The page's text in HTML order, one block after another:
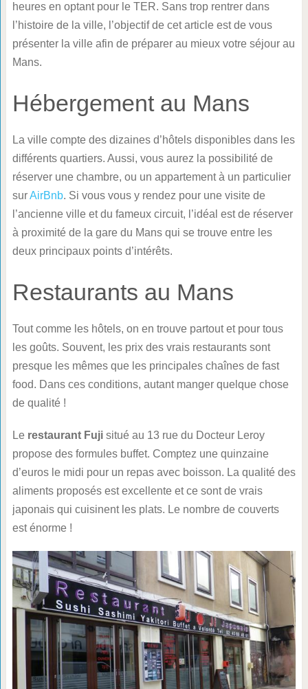
heures en optant pour le TER. Sans trop rentrer dans
l’histoire de la ville, l’objectif de cet article est de vous
présenter la ville afin de préparer au mieux votre séjour au
Mans.
Hébergement au Mans
La ville compte des dizaines d’hôtels disponibles dans les
différents quartiers. Aussi, vous aurez la possibilité de
réserver une chambre, ou un appartement à un particulier
surAirBnb. Si vous vous y rendez pour une visite de
l’ancienne ville et du fameux circuit, l’idéal est de réserver
à proximité de la gare du Mans qui se trouve entre les
deux principaux points d’intérêts.
Restaurants au Mans
Tout comme les hôtels, on en trouve partout et pour tous
les goûts. Souvent, les prix des vrais restaurants sont
presque les mêmes que les principales chaînes de fast
food. Dans ces conditions, autant manger quelque chose
de qualité !
Le restaurant Fujisitué au 13 rue du Docteur Leroy
propose des formules buffet. Comptez une quinzaine
d’euros le midi pour un repas avec boisson. La qualité des
aliments proposés est excellente et ce sont de vrais
japonais qui cuisinent les plats. Le nombre de couverts
est énorme !